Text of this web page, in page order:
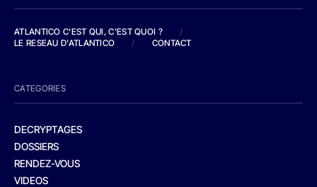
ATLANTICO C'EST QUI, C'EST QUOI ?
/
LE RESEAU D'ATLANTICO
/ CONTACT
CATEGORIES
DECRYPTAGES
DOSSIERS
RENDEZ-VOUS
VIDEOS